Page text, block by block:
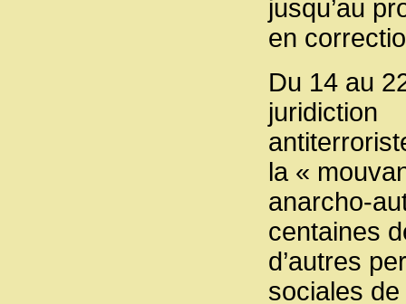
jusqu’au
en
Du 14 au
juridiction
la «
anarcho-
centaines
d’autres
sociales